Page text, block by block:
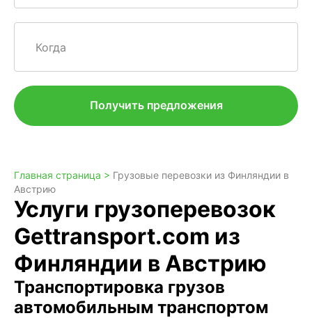
Когда
Получить предложения
Главная страница > Грузовые перевозки из Финляндии в
Австрию
Услуги грузоперевозок
Gettransport.com из
Финляндии в Австрию
Транспортировка грузов
автомобильным транспортом